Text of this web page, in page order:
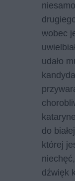
wobec
udało
do
której
dźwięk